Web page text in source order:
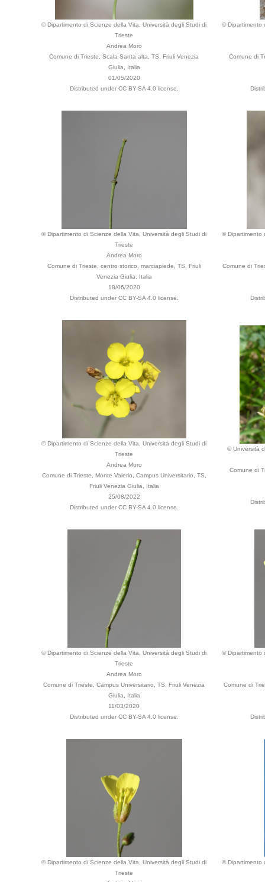
© Dipartimento di Scienze della Vita, Università degli Studi di
Trieste
Andrea Moro
Comune di Trieste, Scala Santa alta, TS, Friuli Venezia
Giulia, Italia
01/05/2020
Distributed under CC BY-SA 4.0 license.
© Dipartimento
Comune di
© Dipartimento di Scienze della Vita, Università degli Studi di
Trieste
Andrea Moro
Comune di Trieste, centro storico, marciapiede, TS, Friuli
Venezia Giulia, Italia
18/06/2020
Distributed under CC BY-SA 4.0 license.
© Dipartimento
Comune di
© Dipartimento di Scienze della Vita, Università degli Studi di
Trieste
Andrea Moro
Comune di Trieste, Monte Valerio, Campus Universitario, TS,
Friuli Venezia Giulia, Italia
25/08/2022
Distributed under CC BY-SA 4.0 license.
© Università
Comune di
© Dipartimento di Scienze della Vita, Università degli Studi di
Trieste
Andrea Moro
Comune di Trieste, Campus Universitario, TS, Friuli Venezia
Giulia, Italia
11/03/2020
Distributed under CC BY-SA 4.0 license.
© Dipartimento
Comune di
© Dipartimento di Scienze della Vita, Università degli Studi di
Trieste
© Dipartimento